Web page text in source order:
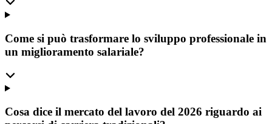
Come si può trasformare lo sviluppo professionale in
un miglioramento salariale?
Cosa dice il mercato del lavoro del 2026 riguardo ai